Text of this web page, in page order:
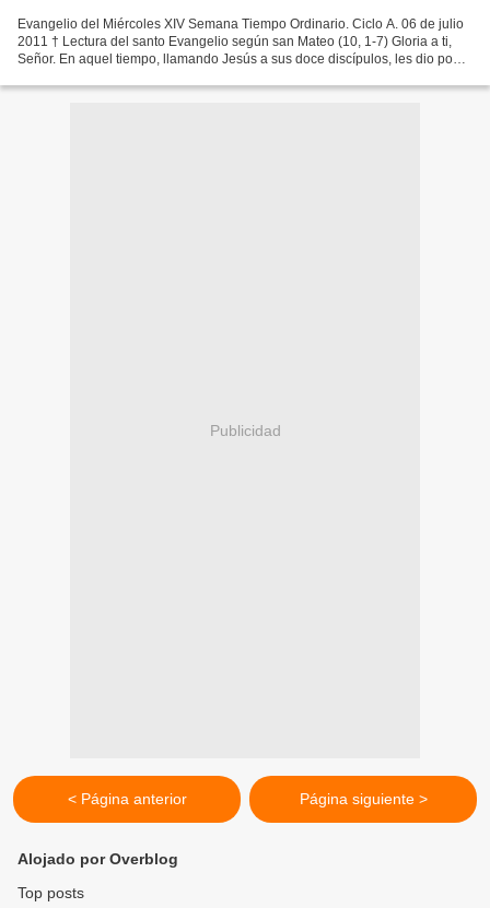
Evangelio del Miércoles XIV Semana Tiempo Ordinario. Ciclo A. 06 de julio
2011 † Lectura del santo Evangelio según san Mateo (10, 1-7) Gloria a ti,
Señor. En aquel tiempo, llamando Jesús a sus doce discípulos, les dio poder
Publicidad
< Página anterior Página siguiente >
Alojado por Overblog
Top posts